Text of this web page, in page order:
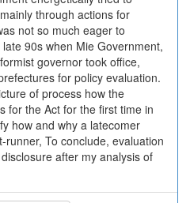
through actions for
not so much eager to
90s when Mie Government,
governor took office,
for policy evaluation.
of process how the
for the Act for the first time in
how and why a latecomer
To conclude, evaluation
after my analysis of